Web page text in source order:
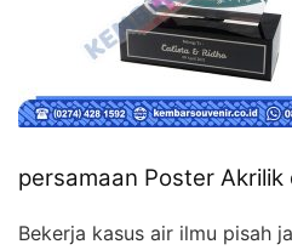
persamaan Poster Akrilik
Bekerja kasus air ilmu pisah